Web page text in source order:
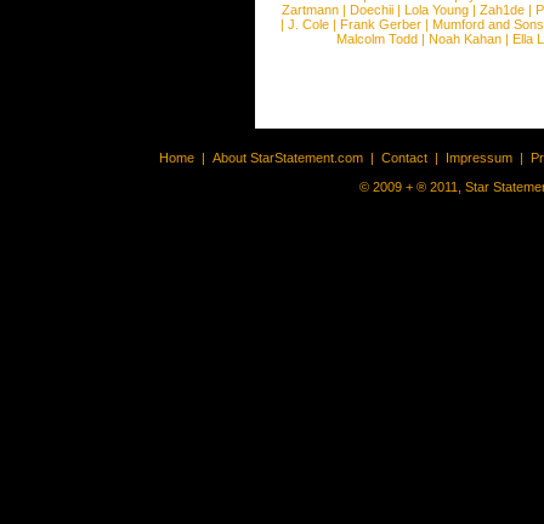
Zartmann | Doechii | Lola Young | Zah1de |
| J. Cole | Frank Gerber | Mumford and Sons
Malcolm Todd | Noah Kahan | Ella
Home | About StarStatement.com | Contact | Impressum |
© 2009 + ® 2011, Star